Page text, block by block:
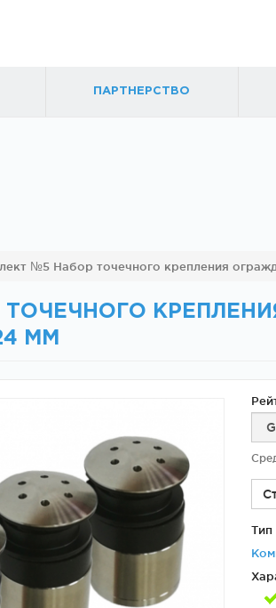
маятниковых
Фурнитура для
душевых
ограждений
(раздвижная
ПАРТНЕРСТВО
№5 Набор точечного крепления
ММ
Тип